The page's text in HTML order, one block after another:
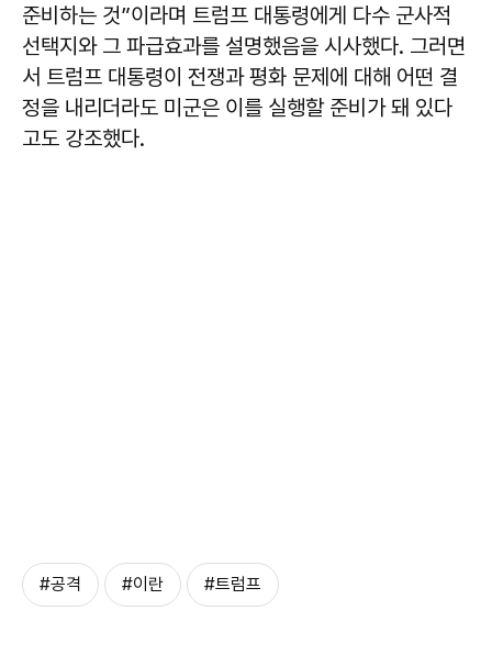
준비하는 것”이라며 트럼프 대통령에게 다수 군사적
선택지와 그 파급효과를 설명했음을 시사했다. 그러면
서 트럼프 대통령이 전쟁과 평화 문제에 대해 어떤 결
정을 내리더라도 미군은 이를 실행할 준비가 돼 있다
고도 강조했다.
#공격 #이란 #트럼프